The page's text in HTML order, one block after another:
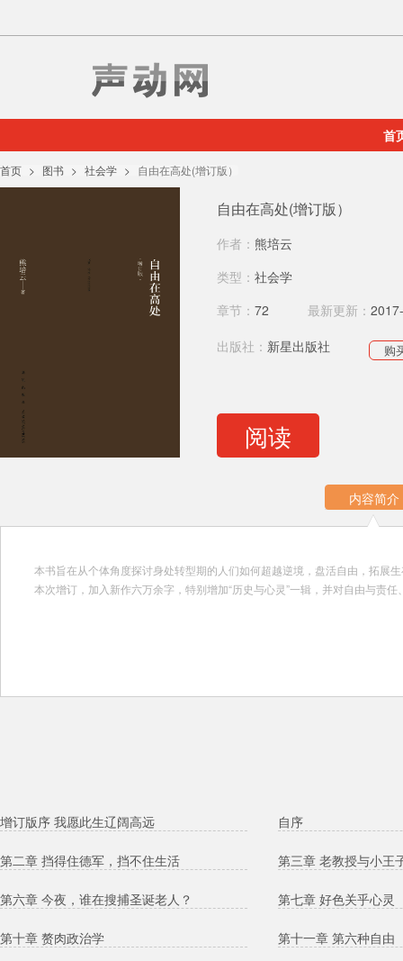
首
首页 图书 社会学 自由在高处(增订版）
自由在高处(增订版）
作者： 熊培云
类型： 社会学
章节： 72 最新更新：
出版社： 新星出版社 购
阅读
内容简介
本书旨在从个体角度探讨身处转型期的人们如何超越逆境，盘活自由，拓展
本次增订，加入新作六万余字，特别增加“历史与心灵”一辑，并对自由与责
增订版序 我愿此生辽阔高远 自序
第二章 挡得住德军，挡不住生活 第三章 老教授与小王
第六章 今夜，谁在搜捕圣诞老人？ 第七章 好色关乎心灵
第十章 赘肉政治学 第十一章 第六种自由